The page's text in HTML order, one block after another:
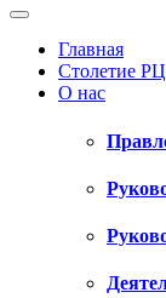
Главная
Столетие
О нас